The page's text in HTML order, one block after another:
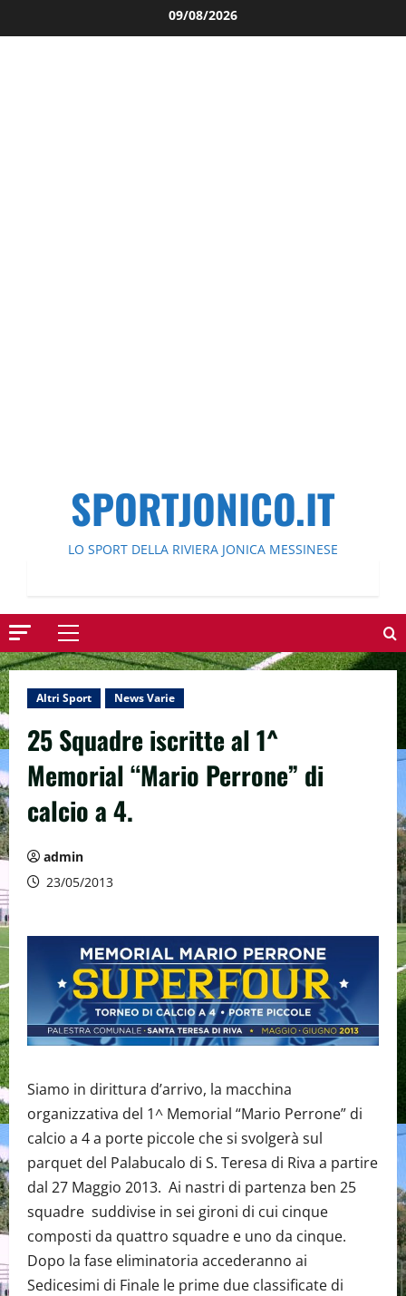
al
09/08/2026
SPORTJONICO.IT
LO SPORT DELLA RIVIERA JONICA MESSINESE
Menu
principale
Altri Sport News Varie
25 Squadre iscritte al 1^
Memorial “Mario Perrone” di
calcio a 4.
admin
23/05/2013
Siamo in dirittura d’arrivo, la macchina
organizzativa del 1^ Memorial “Mario Perrone” di
calcio a 4 a porte piccole che si svolgerà sul
parquet del Palabucalo di S. Teresa di Riva a partire
dal 27 Maggio 2013. Ai nastri di partenza ben 25
squadre suddivise in sei gironi di cui cinque
composti da quattro squadre e uno da cinque.
Dopo la fase eliminatoria accederanno ai
Sedicesimi di Finale le prime due classificate di